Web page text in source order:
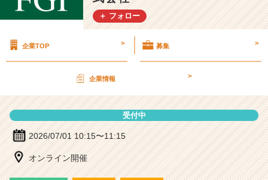
グ
ロ
ル
株
会
社
の
説
＋ フォロー
企業TOP > 募集 >
企業情報 >
受付中
2026/07/01 10:15〜11:15
オンライン開催